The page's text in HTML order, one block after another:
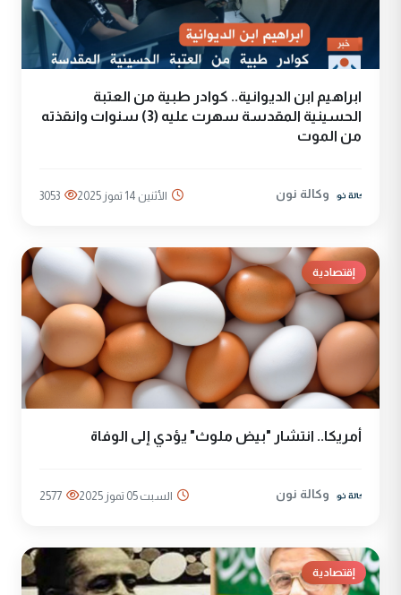
ابراهيم ابن الديوانية.. كوادر طبية من العتبة
الحسينية المقدسة سهرت عليه (3) سنوات وانقذته
من الموت
وكالة نون الأثنين 14 تموز 2025 3053
إقتصادية
أمريكا.. انتشار "بيض ملوث" يؤدي إلى الوفاة
وكالة نون السبت 05 تموز 2025 2577
إقتصادية